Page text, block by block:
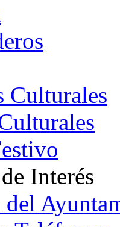
Culturales
Interés